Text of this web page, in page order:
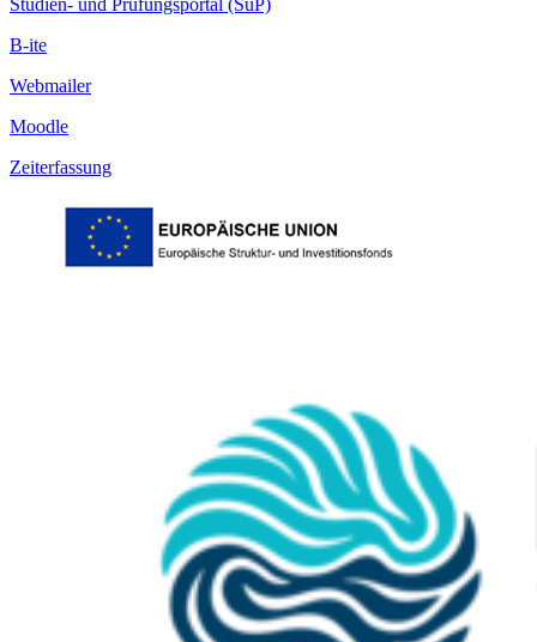
B-ite
Webmailer
Moodle
Zeiterfassung